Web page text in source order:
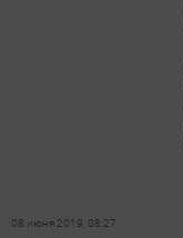
08 июня 2019, 08:27